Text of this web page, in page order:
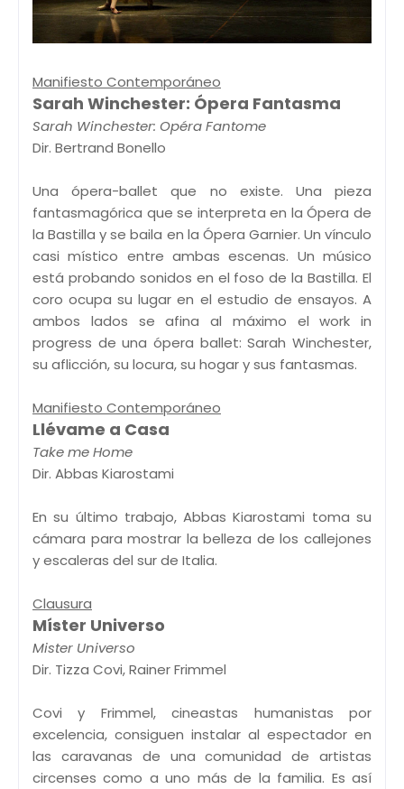
Manifiesto Contemporáneo
Sarah Winchester: Ópera Fantasma
Sarah Winchester: Opéra Fantome
Dir. Bertrand Bonello
Una ópera-ballet que no existe. Una pieza
fantasmagórica que se interpreta en la Ópera de
la Bastilla y se baila en la Ópera Garnier. Un vínculo
casi místico entre ambas escenas. Un músico
está probando sonidos en el foso de la Bastilla. El
coro ocupa su lugar en el estudio de ensayos. A
ambos lados se afina al máximo el work in
progress de una ópera ballet: Sarah Winchester,
su aflicción, su locura, su hogar y sus fantasmas.
Manifiesto Contemporáneo
Llévame a Casa
Take me Home
Dir. Abbas Kiarostami
En su último trabajo, Abbas Kiarostami toma su
cámara para mostrar la belleza de los callejones
y escaleras del sur de Italia.
Clausura
Míster Universo
Mister Universo
Dir. Tizza Covi, Rainer Frimmel
Covi y Frimmel, cineastas humanistas por
excelencia, consiguen instalar al espectador en
las caravanas de una comunidad de artistas
circenses como a uno más de la familia. Es así